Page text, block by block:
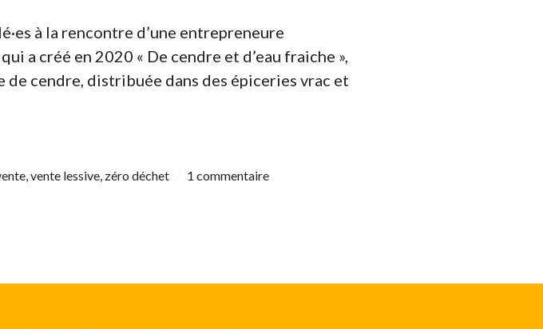
à la rencontre d’une entrepreneure
a créé en 2020 « De cendre et d’eau fraiche »,
cendre, distribuée dans des épiceries vrac et
pour de la lessive naturelle et locale »
vente lessive zéro déchet 1 commentaire